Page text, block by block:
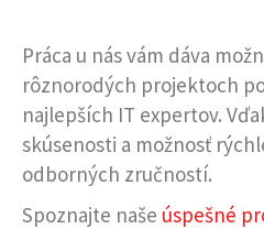
Práca u nás vám dáva
rôznorodých projektoch
najlepších IT expertov.
skúsenosti a možnosť
odborných zručností.
Spoznajte naše úspešné